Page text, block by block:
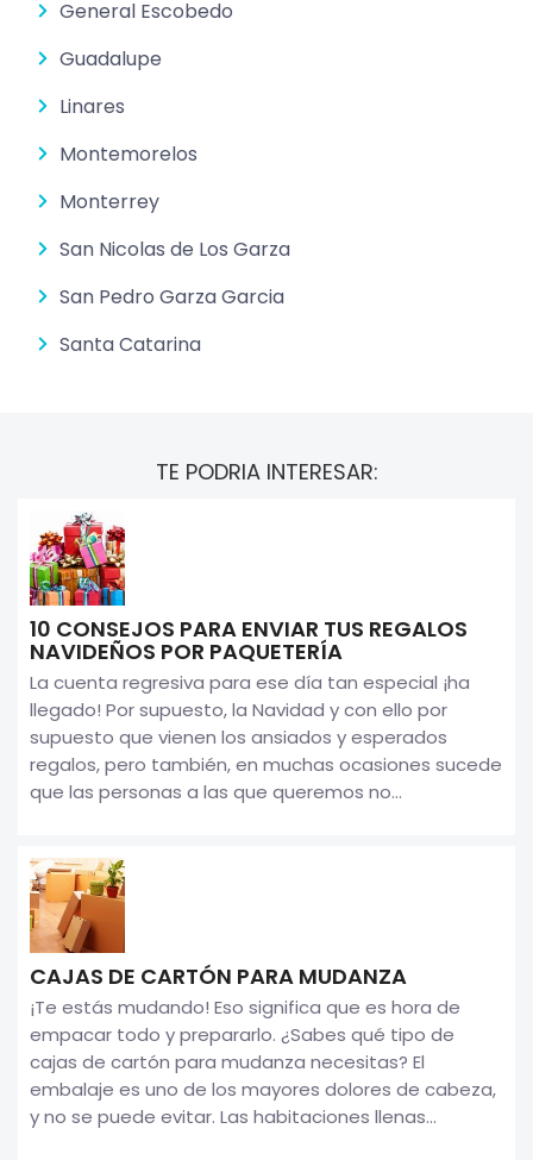
General Escobedo
Guadalupe
Linares
Montemorelos
Monterrey
San Nicolas de Los Garza
San Pedro Garza Garcia
Santa Catarina
TE PODRIA INTERESAR:
10 CONSEJOS PARA ENVIAR TUS REGALOS
NAVIDEÑOS POR PAQUETERÍA
La cuenta regresiva para ese día tan especial ¡ha
llegado! Por supuesto, la Navidad y con ello por
supuesto que vienen los ansiados y esperados
regalos, pero también, en muchas ocasiones sucede
que las personas a las que queremos no...
CAJAS DE CARTÓN PARA MUDANZA
¡Te estás mudando! Eso significa que es hora de
empacar todo y prepararlo. ¿Sabes qué tipo de
cajas de cartón para mudanza necesitas? El
embalaje es uno de los mayores dolores de cabeza,
y no se puede evitar. Las habitaciones llenas...